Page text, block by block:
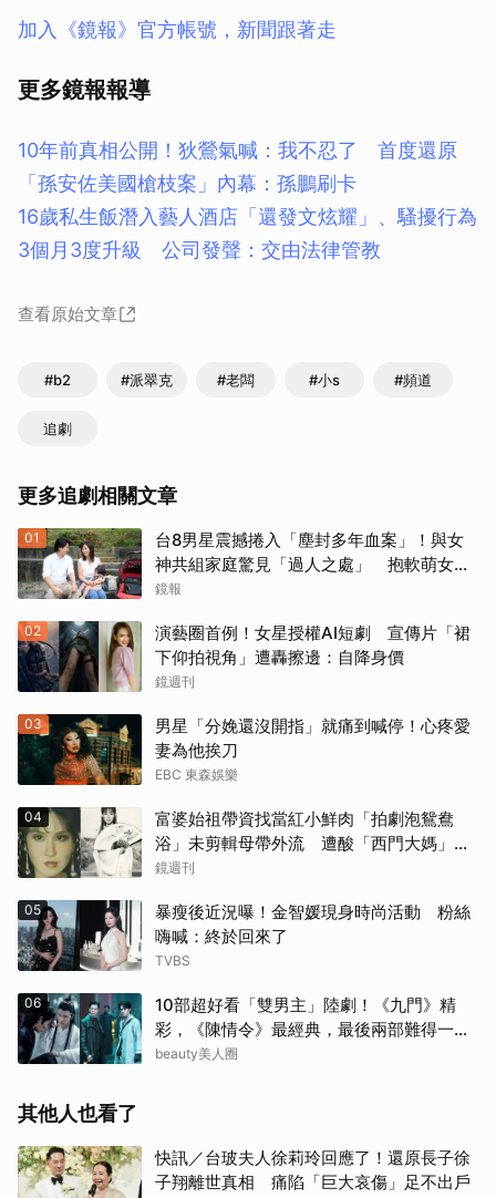
加入《鏡報》官方帳號，新聞跟著走
更多鏡報報導
10年前真相公開！狄鶯氣喊：我不忍了 首度還原
「孫安佐美國槍枝案」內幕：孫鵬刷卡
16歲私生飯潛入藝人酒店「還發文炫耀」、騷擾行為
3個月3度升級 公司發聲：交由法律管教
查看原始文章
#b2 #派翠克 #老闆 #小s #頻道
追劇
更多追劇相關文章
01
台8男星震撼捲入「塵封多年血案」！與女
神共組家庭驚見「過人之處」 抱軟萌女娃
動念再拚一胎
鏡報
02
演藝圈首例！女星授權AI短劇 宣傳片「裙
下仰拍視角」遭轟擦邊：自降身價
鏡週刊
03
男星「分娩還沒開指」就痛到喊停！心疼愛
妻為他挨刀
EBC 東森娛樂
04
富婆始祖帶資找當紅小鮮肉「拍劇泡鴛鴦
浴」未剪輯母帶外流 遭酸「西門大媽」真
實年齡曝
鏡週刊
05
暴瘦後近況曝！金智媛現身時尚活動 粉絲
嗨喊：終於回來了
TVBS
06
10部超好看「雙男主」陸劇！《九門》精
彩，《陳情令》最經典，最後兩部難得一面
倒好評
beauty美人圈
其他人也看了
快訊／台玻夫人徐莉玲回應了！還原長子徐
子翔離世真相 痛陷「巨大哀傷」足不出戶